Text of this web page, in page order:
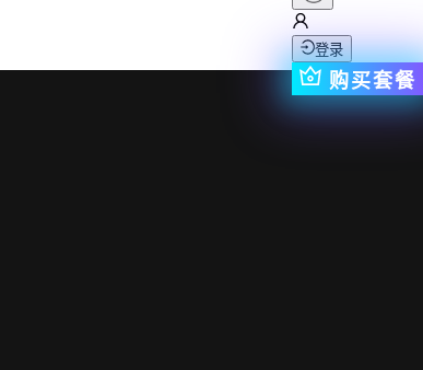
登录
购买套餐